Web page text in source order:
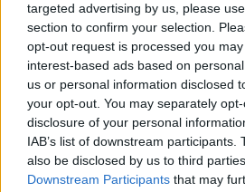
targeted advertising by us, please
section to confirm your selection.
opt-out request is processed you
interest-based ads based on
us or personal information disclosed
your opt-out. You may separately
disclosure of your personal
IAB’s list of downstream participants.
also be disclosed by us to third
Downstream Participants that may
Η Apple αποφασίζει ποιος μένει
οι κανόνες δεν είναι ίδιοι για